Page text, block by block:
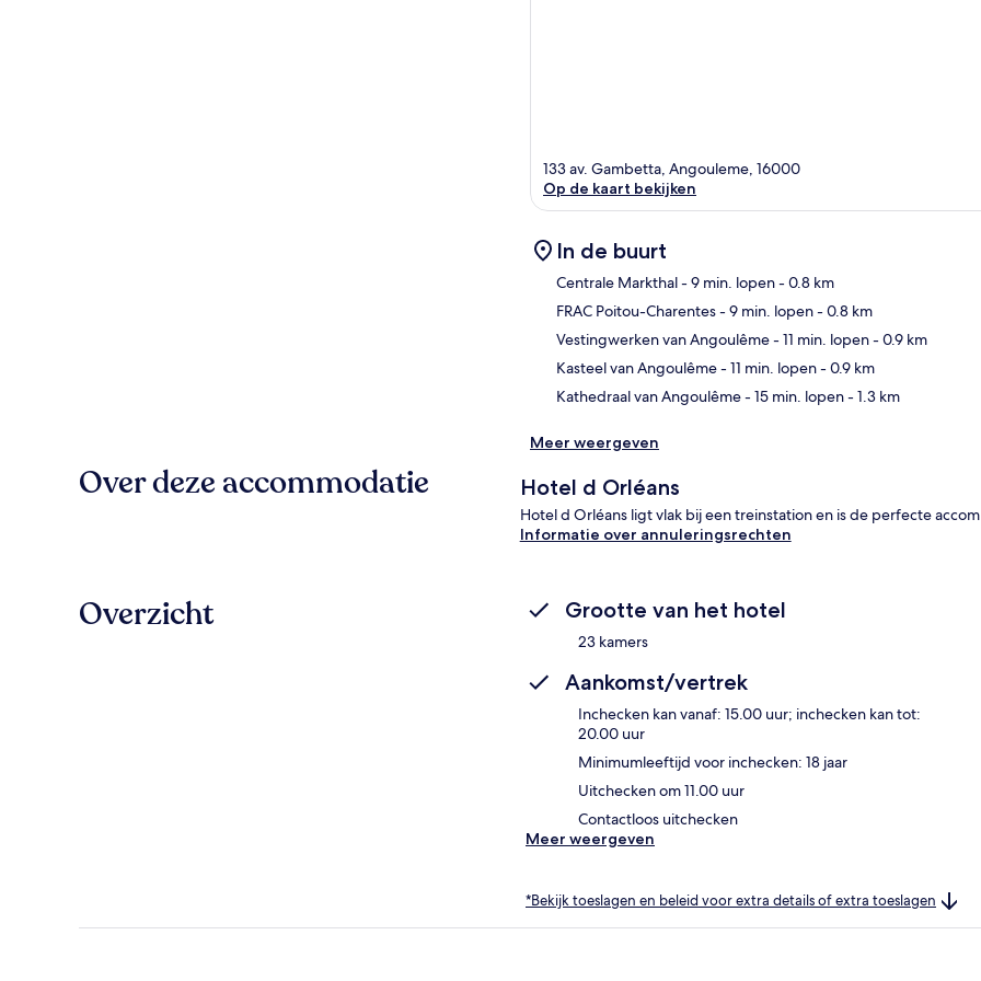
133 av. Gambetta, Angouleme, 16000
Op de kaart bekijken
In de buurt
Centrale Markthal- 9 min. lopen- 0.8 km
FRAC Poitou-Charentes- 9 min. lopen- 0.8 km
Vestingwerken van Angoulême- 11 min. lopen- 0.9 km
Kasteel van Angoulême- 11 min. lopen- 0.9 km
Kathedraal van Angoulême- 15 min. lopen- 1.3 km
Meer weergeven
Over deze accommodatie Hotel d Orléans
Hotel d Orléans ligt vlak bij een treinstation en is de perfecte
Informatie over annuleringsrechten
Overzicht Grootte van het hotel
23 kamers
Aankomst/vertrek
Inchecken kan vanaf: 15.00 uur; inchecken kan tot:
20.00 uur
Minimumleeftijd voor inchecken: 18 jaar
Uitchecken om 11.00 uur
Contactloos uitchecken
Meer weergeven
*Bekijk toeslagen en beleid voor extra details of extra toeslagen